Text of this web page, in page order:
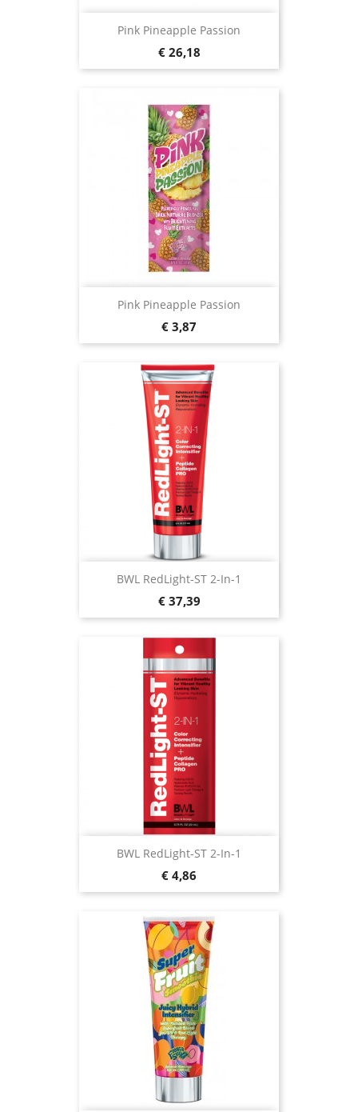
Pink Pineapple Passion
Prijs
€ 26,18
Pink Pineapple Passion
Prijs
€ 3,87
BWL RedLight-ST 2-In-1
Prijs
€ 37,39
BWL RedLight-ST 2-In-1
Prijs
€ 4,86